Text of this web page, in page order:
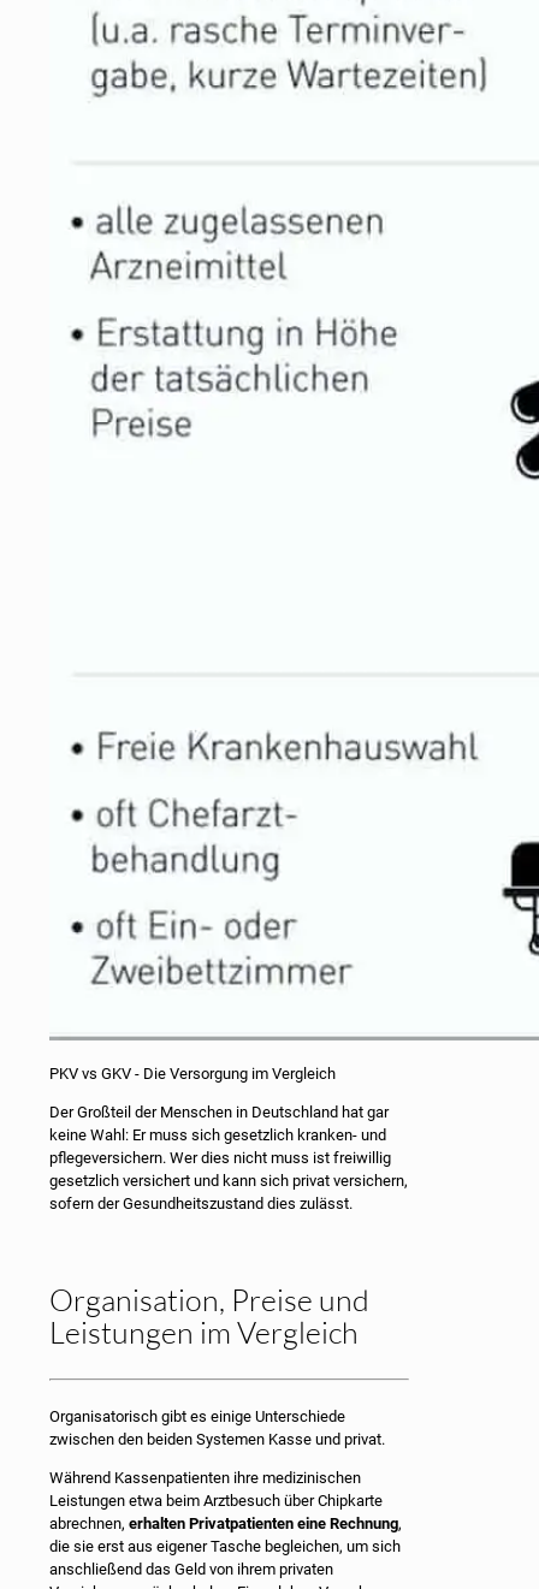
PKV vs GKV - Die Versorgung im Vergleich
Der Großteil der Menschen in Deutschland hat gar
keine Wahl: Er muss sich gesetzlich kranken- und
pflegeversichern. Wer dies nicht muss ist freiwillig
gesetzlich versichert und kann sich privat versichern,
sofern der Gesundheitszustand dies zulässt.
Organisation, Preise und
Leistungen im Vergleich
Organisatorisch gibt es einige Unterschiede
zwischen den beiden Systemen Kasse und privat.
Während Kassenpatienten ihre medizinischen
Leistungen etwa beim Arztbesuch über Chipkarte
abrechnen, erhalten Privatpatienten eine Rechnung,
die sie erst aus eigener Tasche begleichen, um sich
anschließend das Geld von ihrem privaten